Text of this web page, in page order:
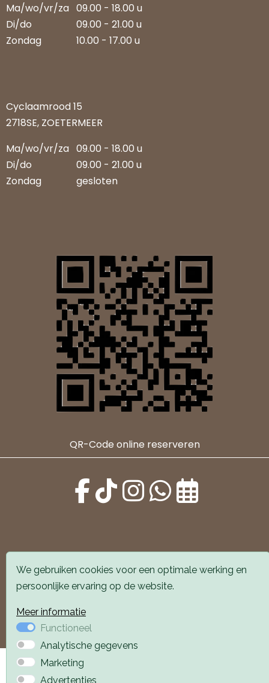
Ma/wo/vr/za 09.00 - 18.00 u
Di/do
09.00 - 21.00 u
Zondag
10.00 - 17.00 u
Cyclaamrood 15
2718SE, ZOETERMEER
Ma/wo/vr/za 09.00 - 18.00 u
Di/do
09.00 - 21.00 u
Zondag
gesloten
QR-Code online reserveren
Alle locaties zijn goed bereikbaar met auto en
openbaar vervoer. Er is parkeergelegenheid voor de
Privacyverklaring
We gebruiken cookies voor een optimale werking en
persoonlijke ervaring op de website.
Meer informatie
Functioneel
Analytische gegevens
Marketing
Advertenties